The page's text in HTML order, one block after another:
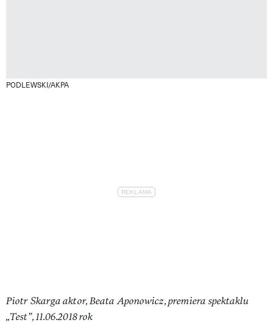
PODLEWSKI/AKPA
Piotr Skarga aktor, Beata Aponowicz, premiera spektaklu
„Test”, 11.06.2018 rok